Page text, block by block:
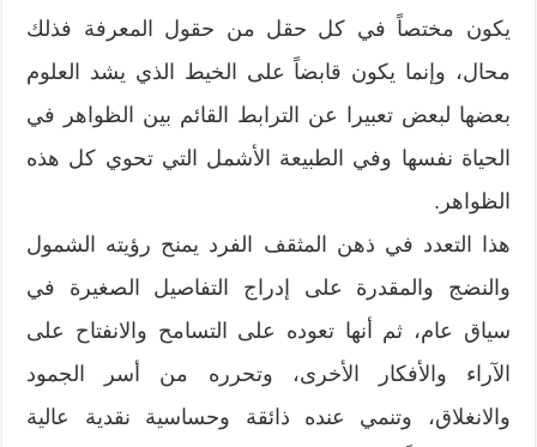
يكون مختصاً في كل حقل من حقول المعرفة فذلك
محال، وإنما يكون قابضاً على الخيط الذي يشد العلوم
بعضها لبعض تعبيرا عن الترابط القائم بين الظواهر في
الحياة نفسها وفي الطبيعة الأشمل التي تحوي كل هذه
الظواهر.
هذا التعدد في ذهن المثقف الفرد يمنح رؤيته الشمول
والنضج والمقدرة على إدراج التفاصيل الصغيرة في
سياق عام، ثم أنها تعوده على التسامح والانفتاح على
الآراء والأفكار الأخرى، وتحرره من أسر الجمود
والانغلاق، وتنمي عنده ذائقة وحساسية نقدية عالية